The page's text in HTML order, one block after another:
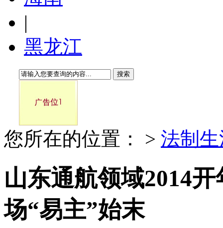
|
黑龙江
搜索
您所在的位置： > 法制
山东通航领域2014
场“易主”始末